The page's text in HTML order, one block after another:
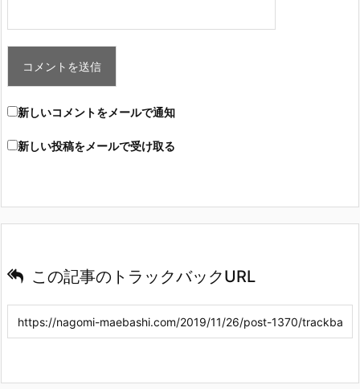
新しいコメントをメールで通知
新しい投稿をメールで受け取る
この記事のトラックバックURL